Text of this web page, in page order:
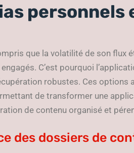
personnels
que la volatilité de son flux
C’est pourquoi
robustes. Ces
de transformer une
de contenu organisé et
des dossiers de